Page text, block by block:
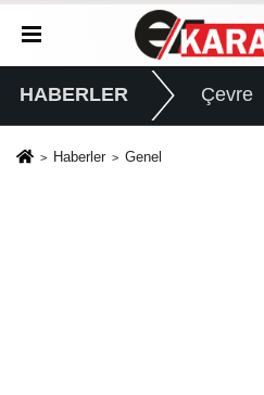
HABERLER Çevre
Haberler Genel